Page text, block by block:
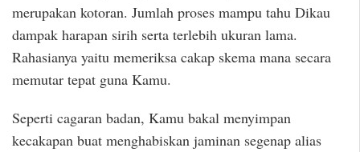
merupakan kotoran. Jumlah proses mampu tahu Dikau
dampak harapan sirih serta terlebih ukuran lama.
Rahasianya yaitu memeriksa cakap skema mana secara
memutar tepat guna Kamu.
Seperti cagaran badan, Kamu bakal menyimpan
kecakapan buat menghabiskan jaminan segenap alias